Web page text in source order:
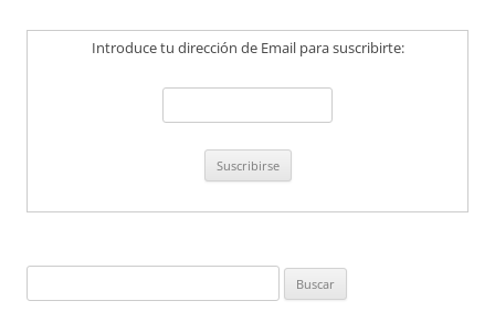
Introduce tu dirección de Email para suscribirte: